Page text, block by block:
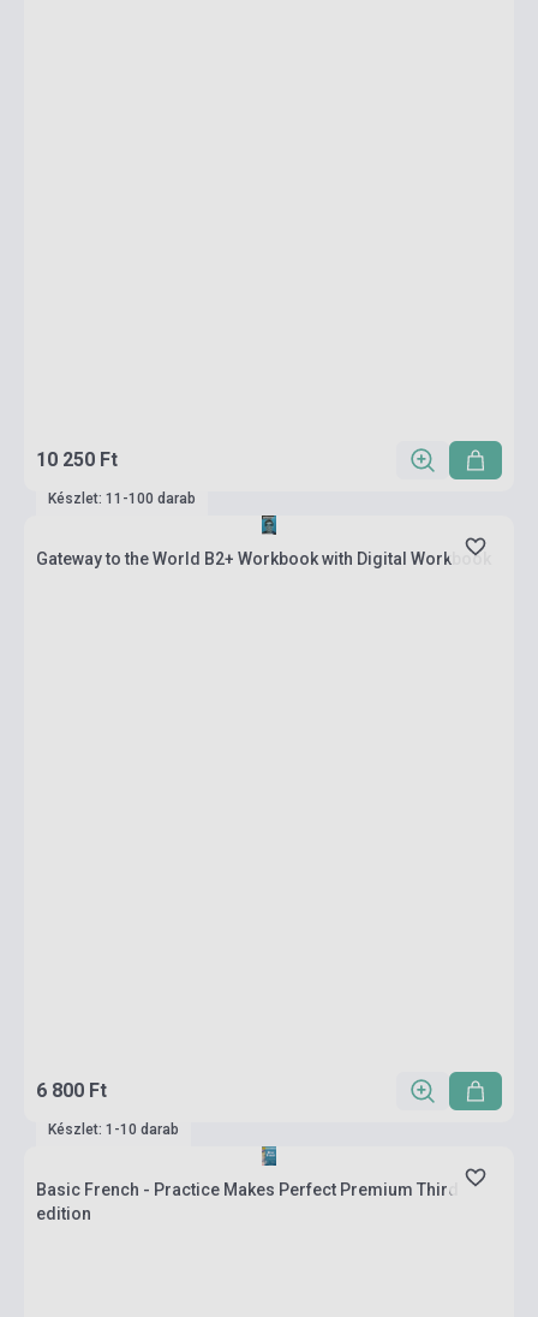
10 250 Ft
Készlet: 11-100 darab
Gateway to the World B2+ Workbook with Digital Workbook
6 800 Ft
Készlet: 1-10 darab
Basic French - Practice Makes Perfect Premium Third
edition